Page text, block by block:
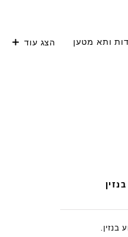
ותא מטען הצג עוד
בנזין.